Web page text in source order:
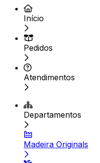
Início
Pedidos
Atendimentos
Departamentos
Madeira Originals